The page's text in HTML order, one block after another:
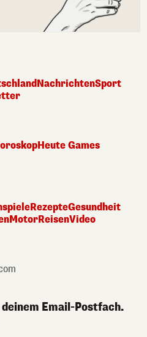
NachrichtenSport
Heute Games
RezepteGesundheit
MotorReisenVideo
Email-Postfach.